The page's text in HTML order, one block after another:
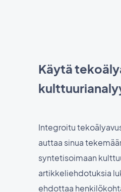
Käytä
Integroitu
auttaa sinua
syntetisoimaan
artikkeliehdotuksia
ehdottaa